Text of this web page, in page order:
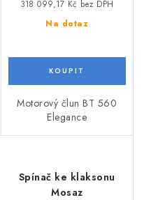
Na dotaz
318 099,17 Kč bez DPH
Motorový člun BT 560
Elegance
Spínač ke klaksonu
Mosaz